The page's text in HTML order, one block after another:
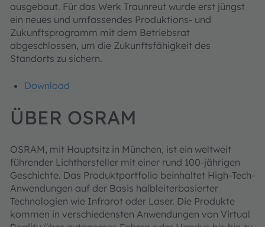
ausgebaut. Für das Werk Traunreut wurde erst jüngst
ein neues und umfassendes Produktions- und
Zukunftsprogramm mit dem Betriebsrat
abgeschlossen, um die Zukunftsfähigkeit des
Standorts zu sichern.
Download
ÜBER OSRAM
OSRAM, mit Hauptsitz in München, ist ein weltweit
führender Lichthersteller mit einer rund 100-jährigen
Geschichte. Das Produktportfolio beinhaltet High-Tech-
Anwendungen auf der Basis halbleiterbasierter
Technologien wie Infrarot oder Laser. Die Produkte
kommen in verschiedensten Anwendungen von Virtual